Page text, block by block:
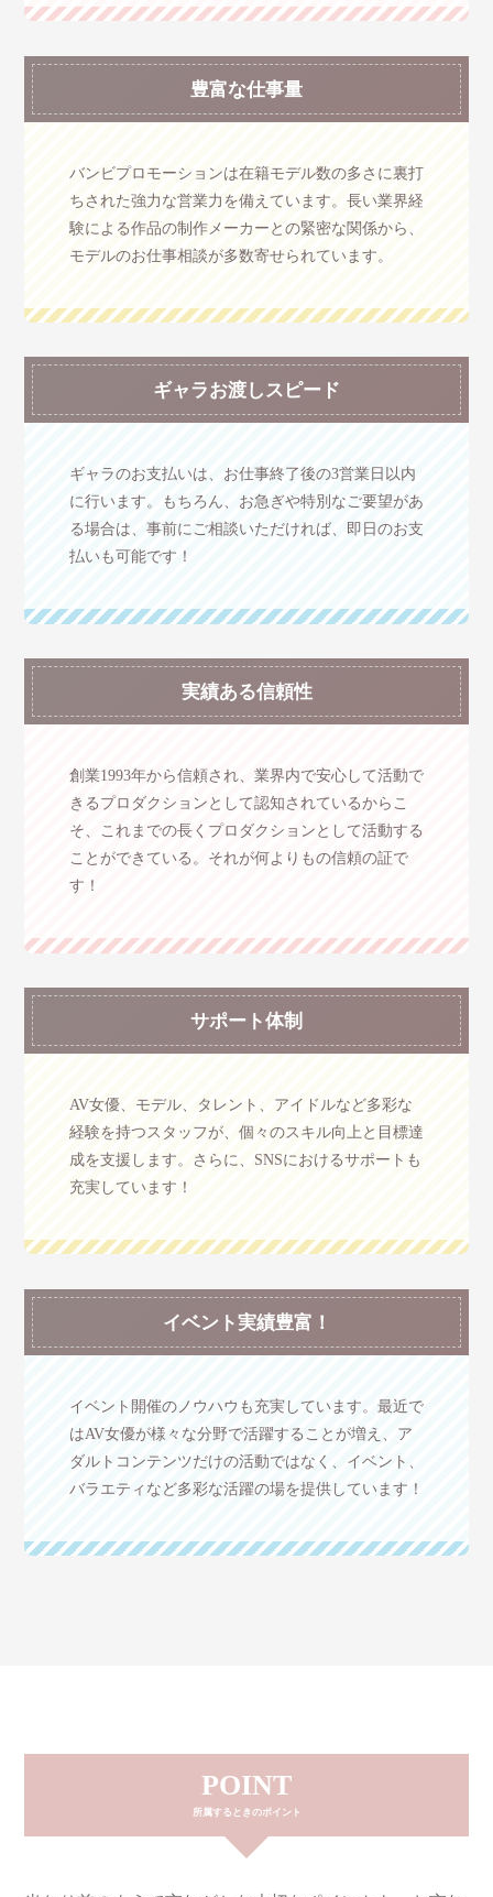
豊富な仕事量
バンビプロモーションは在籍モデル数の多さに裏打
ちされた強力な営業力を備えています。長い業界経
験による作品の制作メーカーとの緊密な関係から、
モデルのお仕事相談が多数寄せられています。
ギャラお渡しスピード
ギャラのお支払いは、お仕事終了後の3営業日以内
に行います。もちろん、お急ぎや特別なご要望があ
る場合は、事前にご相談いただければ、即日のお支
払いも可能です！
実績ある信頼性
創業1993年から信頼され、業界内で安心して活動で
きるプロダクションとして認知されているからこ
そ、これまでの長くプロダクションとして活動する
ことができている。それが何よりもの信頼の証で
す！
サポート体制
AV女優、モデル、タレント、アイドルなど多彩な
経験を持つスタッフが、個々のスキル向上と目標達
成を支援します。さらに、SNSにおけるサポートも
充実しています！
イベント実績豊富！
イベント開催のノウハウも充実しています。最近で
はAV女優が様々な分野で活躍することが増え、ア
ダルトコンテンツだけの活動ではなく、イベント、
バラエティなど多彩な活躍の場を提供しています！
POINT
所属するときのポイント